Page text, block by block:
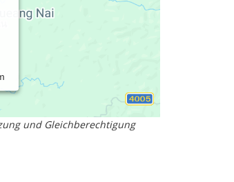
mit der Quelle; die
und Gleichberechtigung